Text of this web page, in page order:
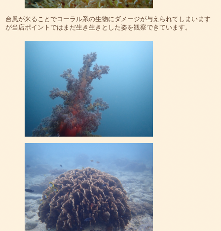
台風が来ることでコーラル系の生物にダメージが与えられてしまいます
が当店ポイントではまだ生き生きとした姿を観察できています。